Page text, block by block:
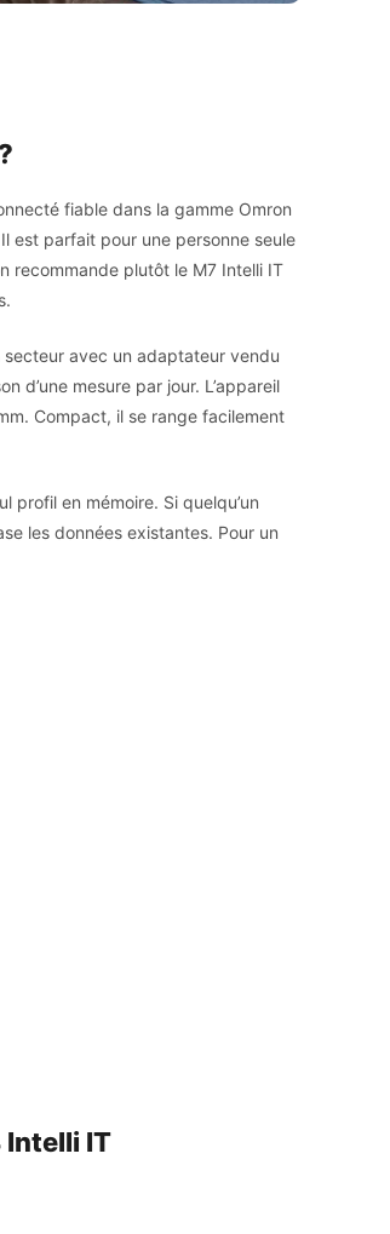
fiable dans la gamme Omron
est parfait pour une personne seule
recommande plutôt le M7 Intelli IT
avec un adaptateur vendu
d’une mesure par jour. L’appareil
Compact, il se range facilement
profil en mémoire. Si quelqu’un
les données existantes. Pour un
Intelli IT